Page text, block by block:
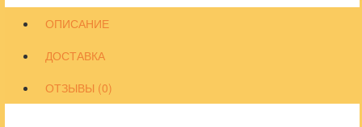
ОПИСАНИЕ
ДОСТАВКА
ОТЗЫВЫ (0)